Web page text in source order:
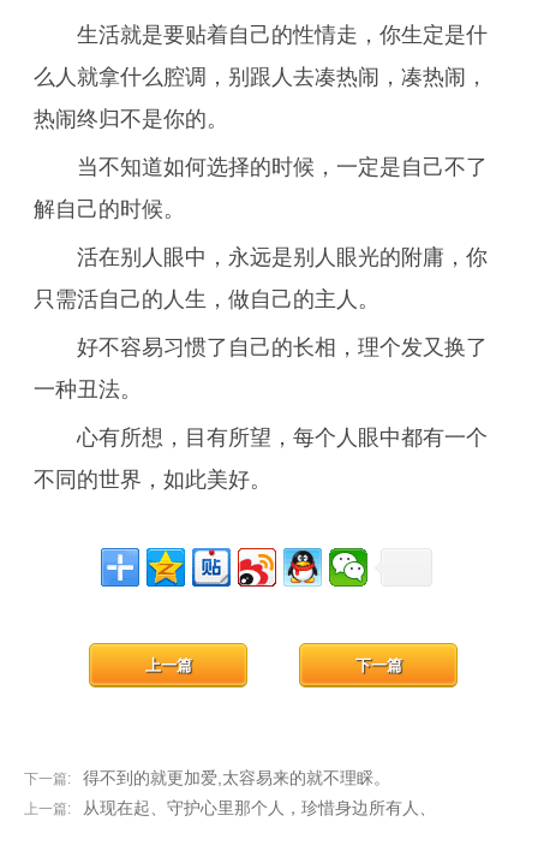
生活就是要贴着自己的性情走，你生定是什
么人就拿什么腔调，别跟人去凑热闹，凑热闹，
热闹终归不是你的。
当不知道如何选择的时候，一定是自己不了
解自己的时候。
活在别人眼中，永远是别人眼光的附庸，你
只需活自己的人生，做自己的主人。
好不容易习惯了自己的长相，理个发又换了
一种丑法。
心有所想，目有所望，每个人眼中都有一个
不同的世界，如此美好。
下一篇: 得不到的就更加爱,太容易来的就不理睬。
下一篇
上一篇: 从现在起、守护心里那个人，珍惜身边所有人、
上一篇